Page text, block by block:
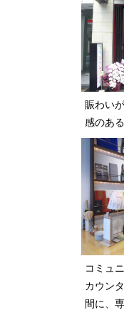
賑わい
感のあ
コミュ
カウン
間に、